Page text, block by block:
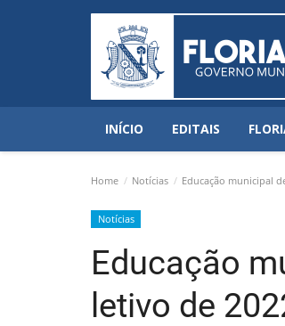
INÍCIO EDITAIS
Home Notícias Educação municipal
Notícias
Educação
letivo de